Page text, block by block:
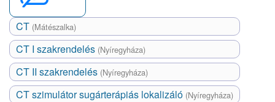
CT (Mátészalka)
CT I szakrendelés (Nyíregyháza)
CT II szakrendelés (Nyíregyháza)
CT szimulátor sugárterápiás lokalizáló (Nyíregyháza)